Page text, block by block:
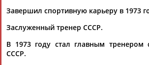
национальной премии "Яхтсмен Года"
парусному спортуТимир Пинегин,
Европы Екатерина Скудина,...
Завершил спортивную карьеру в 1973
Заслуженный тренер СССР.
В 1973 году стал главным тренером
СССР.